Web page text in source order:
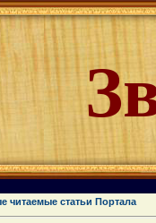
читаемые статьи Портала